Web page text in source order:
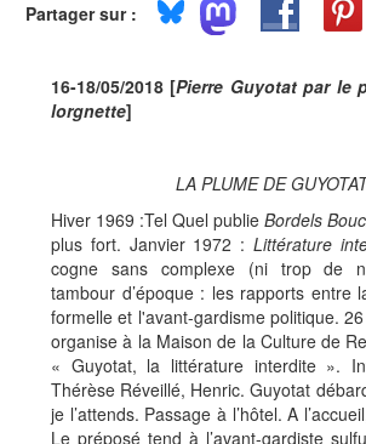
Partager sur :
16-18/05/2018 [Pierre Guyotat par le
lorgnette]
LA PLUME DE
Hiver 1969 :Tel Quel publie Bordels
plus fort. Janvier 1972 : Littérature
cogne sans complexe (ni trop de
tambour d’époque : les rapports entre
formelle et l'avant-gardisme politique.
organise à la Maison de la Culture de
« Guyotat, la littérature interdite ».
Thérèse Réveillé, Henric. Guyotat
je l’attends. Passage à l’hôtel. A
Le préposé tend à l’avant-gardiste